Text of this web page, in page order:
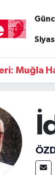
Muğla
Fikstür